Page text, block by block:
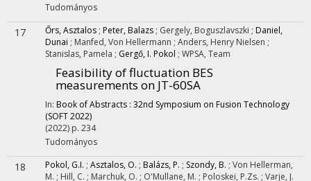
Tudományos
17 Őrs, Asztalos ; Peter, Balazs ; Gergely, Boguszlavszki ; Daniel,
Dunai ; Manfed, Von Hellermann ; Anders, Henry Nielsen ;
Stanislas, Pamela ; Gergő, I. Pokol ; WPSA, Team
Feasibility of fluctuation BES
measurements on JT-60SA
In: Book of Abstracts : 32nd Symposium on Fusion Technology
(SOFT 2022)
(2022) p. 234
Tudományos
18 Pokol, G.I. ; Asztalos, O. ; Balázs, P. ; Szondy, B. ; Von Hellerman,
M. ; Hill, C. ; Marchuk, O. ; O'Mullane, M. ; Poloskei, P.Zs. ; Varje, J.